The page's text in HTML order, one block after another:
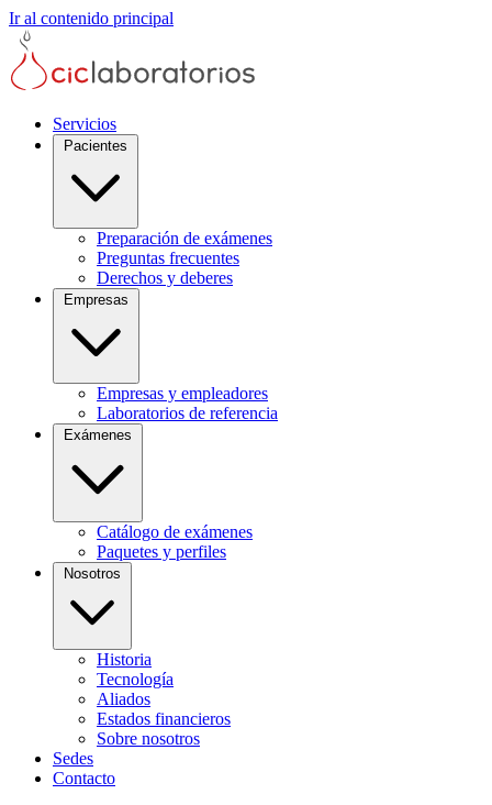
Ir al contenido principal
Servicios
Preparación de exámenes
Preguntas frecuentes
Derechos y deberes
Empresas y empleadores
Laboratorios de referencia
Catálogo de exámenes
Paquetes y perfiles
Historia
Tecnología
Aliados
Estados financieros
Sobre nosotros
Sedes
Contacto